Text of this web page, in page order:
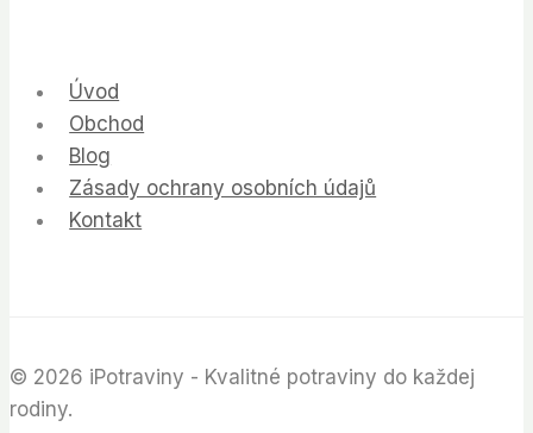
Úvod
Obchod
Blog
Zásady ochrany osobních údajů
Kontakt
© 2026 iPotraviny - Kvalitné potraviny do každej
rodiny.